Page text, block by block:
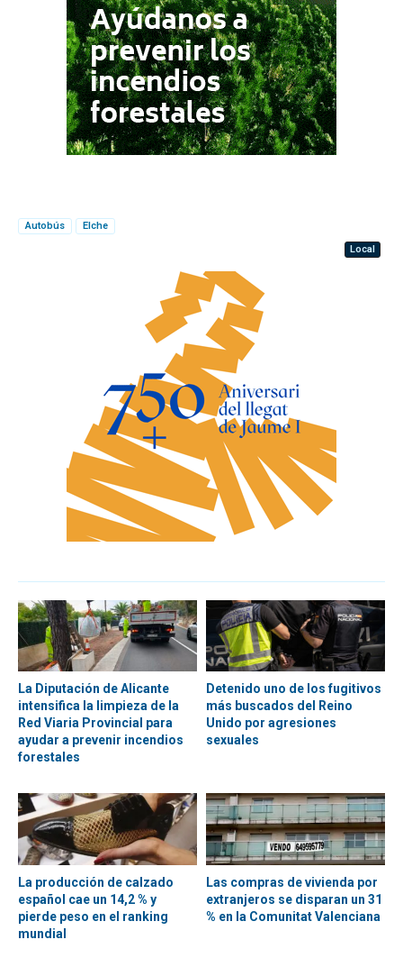
Autobús
Elche
Local
La Diputación de Alicante
intensifica la limpieza de la
Red Viaria Provincial para
ayudar a prevenir incendios
forestales
Detenido uno de los fugitivos
más buscados del Reino
Unido por agresiones
sexuales
La producción de calzado
español cae un 14,2 % y
pierde peso en el ranking
mundial
Las compras de vivienda por
extranjeros se disparan un 31
% en la Comunitat Valenciana